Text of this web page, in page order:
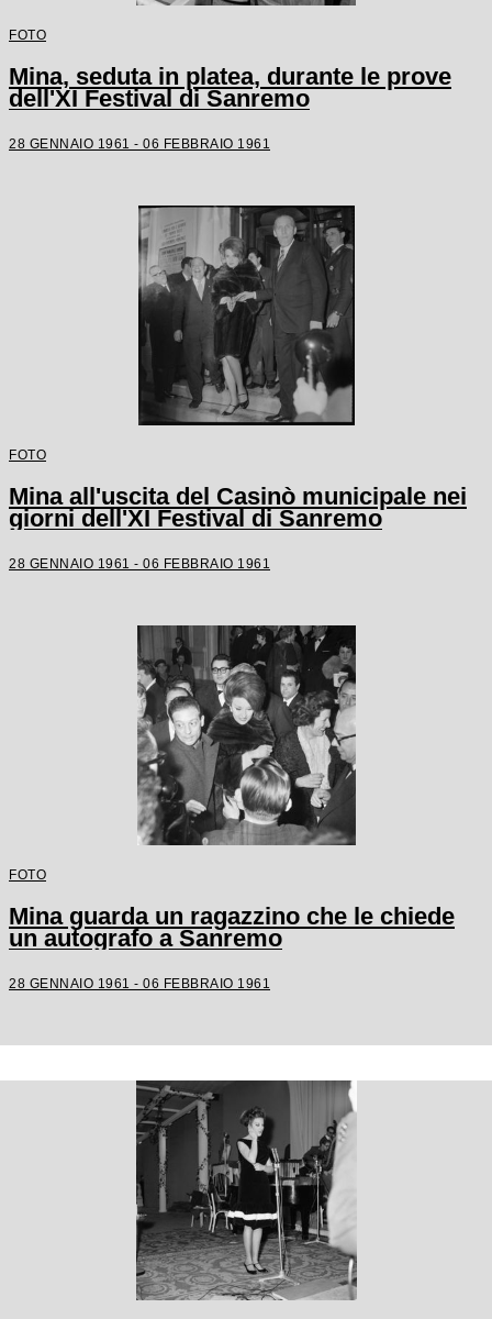
FOTO
Mina, seduta in platea, durante le prove
dell'XI Festival di Sanremo
28 GENNAIO 1961 - 06 FEBBRAIO 1961
FOTO
Mina all'uscita del Casinò municipale nei
giorni dell'XI Festival di Sanremo
28 GENNAIO 1961 - 06 FEBBRAIO 1961
FOTO
Mina guarda un ragazzino che le chiede
un autografo a Sanremo
28 GENNAIO 1961 - 06 FEBBRAIO 1961